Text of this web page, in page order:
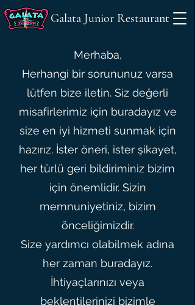
Galata Junior Restaurant
Merhaba,
Herhangi bir sorununuz varsa
lütfen bize iletin. Siz değerli
misafirlerimiz için buradayız ve
size en iyi hizmeti sunmak için
hazırız. İster öneri, ister şikayet,
her türlü geri bildiriminiz bizim
için önemlidir. Sizin
memnuniyetiniz, bizim
önceliğimizdir.
Size yardımcı olabilmek adına
her zaman buradayız.
İhtiyaçlarınızı veya
beklentilerinizi bizimle